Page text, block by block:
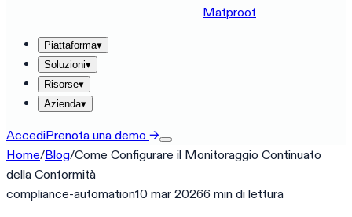
Matproof
Piattaforma▾
Soluzioni▾
Risorse▾
Azienda▾
AccediPrenota una demo →
Home/Blog/Come Configurare il Monitoraggio Continuato
della Conformità
compliance-automation10 mar 20266 min di lettura